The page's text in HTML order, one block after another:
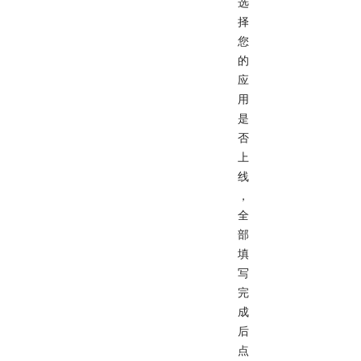
选
择
您
的
应
用
是
否
上
线
，
全
部
填
写
完
成
后
点